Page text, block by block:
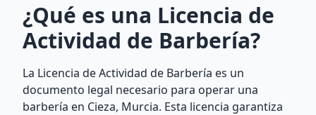
¿Qué es una Licencia de
Actividad de Barbería?
La Licencia de Actividad de Barbería es un
documento legal necesario para operar una
barbería en Cieza, Murcia. Esta licencia garantiza